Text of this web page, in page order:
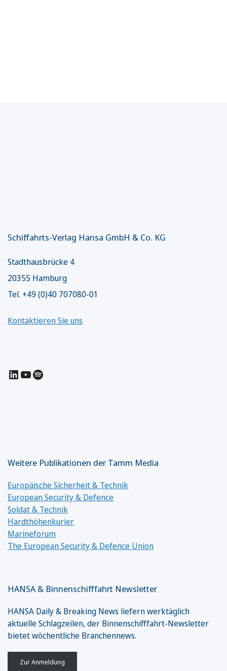
Schiffahrts-Verlag Hansa GmbH & Co. KG
Stadthausbrücke 4
20355 Hamburg
Tel. +49 (0)40 707080-01
Kontaktieren Sie uns
LinkedIn
YouTube
Spotify
Weitere Publikationen der Tamm Media
Europäische Sicherheit & Technik
European Security & Defence
Soldat & Technik
Hardthöhenkurier
Marineforum
The European Security & Defence Union
HANSA & Binnenschifffahrt Newsletter
HANSA Daily & Breaking News liefern werktäglich
aktuelle Schlagzeilen, der Binnenschifffahrt-Newsletter
bietet wöchentliche Branchennews.
Zur Anmeldung